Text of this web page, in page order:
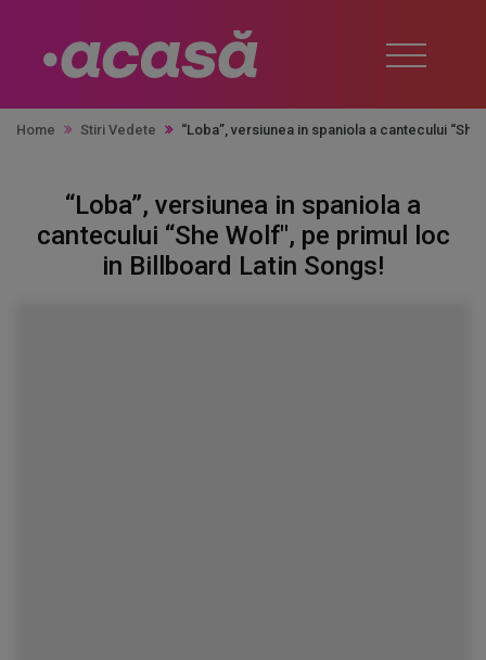
Home Stiri Vedete “Loba”, versiunea in spaniola a cantecului
“Loba”, versiunea in spaniola a
cantecului “She Wolf", pe primul loc
in Billboard Latin Songs!